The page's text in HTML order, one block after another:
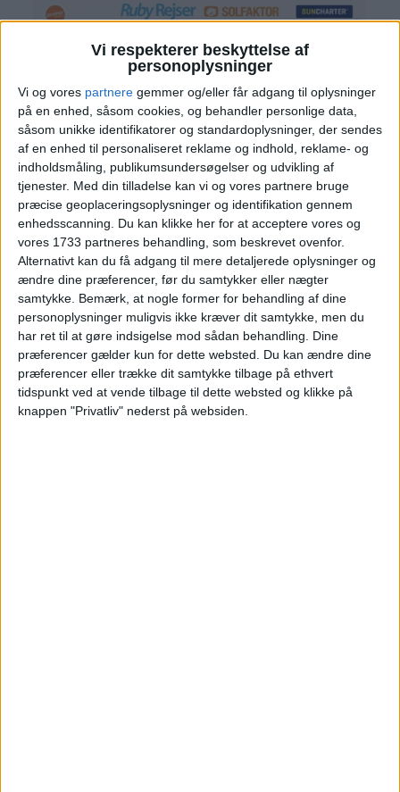
Vi respekterer beskyttelse af
personoplysninger
Vi og vores partnere gemmer og/eller får adgang til oplysninger
på en enhed, såsom cookies, og behandler personlige data,
såsom unikke identifikatorer og standardoplysninger, der sendes
af en enhed til personaliseret reklame og indhold, reklame- og
indholdsmåling, publikumsundersøgelser og udvikling af
tjenester. Med din tilladelse kan vi og vores partnere bruge
præcise geoplaceringsoplysninger og identifikation gennem
enhedsscanning. Du kan klikke her for at acceptere vores og
vores 1733 partneres behandling, som beskrevet ovenfor.
Alternativt kan du få adgang til mere detaljerede oplysninger og
ændre dine præferencer, før du samtykker eller nægter
samtykke. Bemærk, at nogle former for behandling af dine
personoplysninger muligvis ikke kræver dit samtykke, men du
har ret til at gøre indsigelse mod sådan behandling. Dine
præferencer gælder kun for dette websted. Du kan ændre dine
præferencer eller trække dit samtykke tilbage på ethvert
tidspunkt ved at vende tilbage til dette websted og klikke på
knappen "Privatliv" nederst på websiden.
Læs videre efter Annoncen
Annonce
PRISOVERSIGT